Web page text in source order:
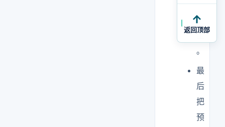
在
这
里
。
最
后
把
预
返回顶部